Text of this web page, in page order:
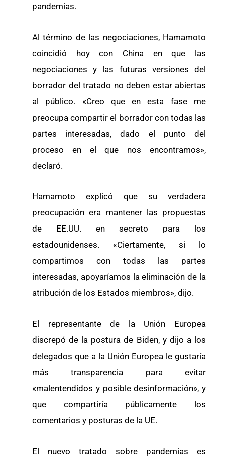
pandemias.
Al término de las negociaciones, Hamamoto
coincidió hoy con China en que las
negociaciones y las futuras versiones del
borrador del tratado no deben estar abiertas
al público. «Creo que en esta fase me
preocupa compartir el borrador con todas las
partes interesadas, dado el punto del
proceso en el que nos encontramos»,
declaró.
Hamamoto explicó que su verdadera
preocupación era mantener las propuestas
de EE.UU. en secreto para los
estadounidenses. «Ciertamente, si lo
compartimos con todas las partes
interesadas, apoyaríamos la eliminación de la
atribución de los Estados miembros», dijo.
El representante de la Unión Europea
discrepó de la postura de Biden, y dijo a los
delegados que a la Unión Europea le gustaría
más transparencia para evitar
«malentendidos y posible desinformación», y
que compartiría públicamente los
comentarios y posturas de la UE.
El nuevo tratado sobre pandemias es